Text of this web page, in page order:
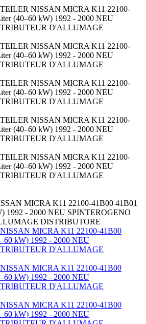
MICRA K11 22100-41B00 41B01
1992 - 2000 NEU SPINTEROGENO
DISTRIBUTORE